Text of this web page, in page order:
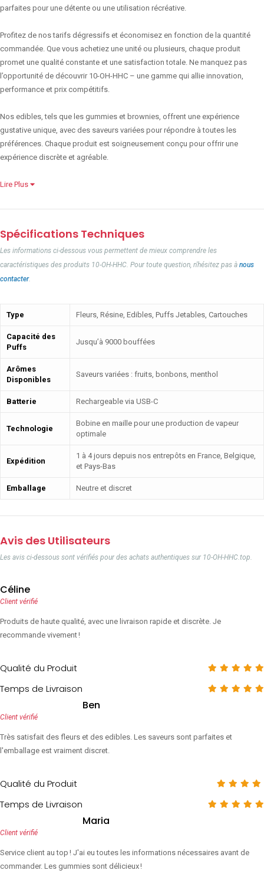
parfaites pour une détente ou une utilisation récréative.
Profitez de nos tarifs dégressifs et économisez en fonction de la quantité
commandée. Que vous achetiez une unité ou plusieurs, chaque produit
promet une qualité constante et une satisfaction totale. Ne manquez pas
l’opportunité de découvrir 10-OH-HHC – une gamme qui allie innovation,
performance et prix compétitifs.
Nos edibles, tels que les gummies et brownies, offrent une expérience
gustative unique, avec des saveurs variées pour répondre à toutes les
préférences. Chaque produit est soigneusement conçu pour offrir une
expérience discrète et agréable.
Lire Plus
Spécifications Techniques
Les informations ci-dessous vous permettent de mieux comprendre les
caractéristiques des produits 10-OH-HHC. Pour toute question, n'hésitez pas à nous
contacter.
Type Fleurs, Résine, Edibles, Puffs Jetables, Cartouches
Capacité des
Puffs
Jusqu’à 9000 bouffées
Arômes
Disponibles
Saveurs variées : fruits, bonbons, menthol
Batterie Rechargeable via USB-C
Technologie
Bobine en maille pour une production de vapeur
optimale
Expédition
1 à 4 jours depuis nos entrepôts en France, Belgique,
et Pays-Bas
Emballage Neutre et discret
Avis des Utilisateurs
Les avis ci-dessous sont vérifiés pour des achats authentiques sur 10-OH-HHC.top.
Céline
Client vérifié
Produits de haute qualité, avec une livraison rapide et discrète. Je
recommande vivement !
Qualité du Produit
Temps de Livraison
Ben
Client vérifié
Très satisfait des fleurs et des edibles. Les saveurs sont parfaites et
l'emballage est vraiment discret.
Qualité du Produit
Temps de Livraison
Maria
Client vérifié
Service client au top ! J'ai eu toutes les informations nécessaires avant de
commander. Les gummies sont délicieux !